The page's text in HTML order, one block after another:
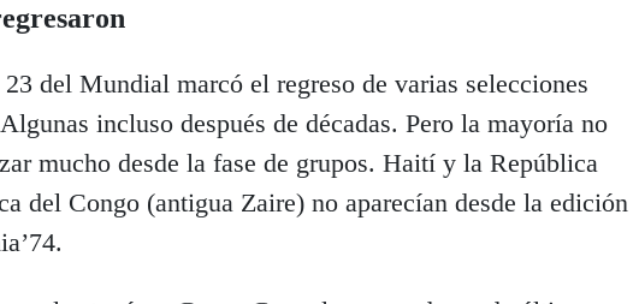
del Mundial marcó el regreso de varias selecciones
incluso después de décadas. Pero la mayoría no
mucho desde la fase de grupos. Haití y la República
del Congo (antigua Zaire) no aparecían desde la edición